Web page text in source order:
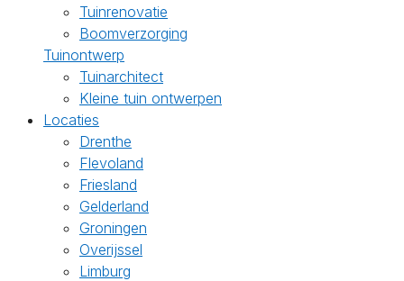
Tuinrenovatie
Boomverzorging
Tuinontwerp
Tuinarchitect
Kleine tuin ontwerpen
Locaties
Drenthe
Flevoland
Friesland
Gelderland
Groningen
Overijssel
Limburg